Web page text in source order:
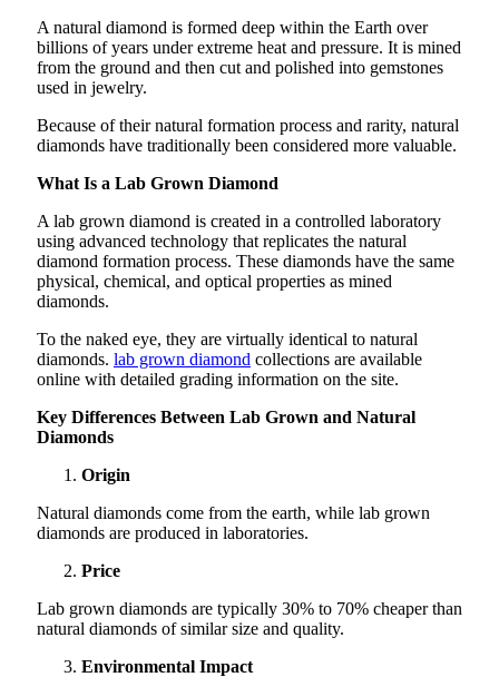
A natural diamond is formed deep within the Earth over
billions of years under extreme heat and pressure. It is mined
from the ground and then cut and polished into gemstones
used in jewelry.
Because of their natural formation process and rarity, natural
diamonds have traditionally been considered more valuable.
What Is a Lab Grown Diamond
A lab grown diamond is created in a controlled laboratory
using advanced technology that replicates the natural
diamond formation process. These diamonds have the same
physical, chemical, and optical properties as mined
diamonds.
To the naked eye, they are virtually identical to natural
diamonds. lab grown diamond collections are available
online with detailed grading information on the site.
Key Differences Between Lab Grown and Natural
Diamonds
Origin
Natural diamonds come from the earth, while lab grown
diamonds are produced in laboratories.
Price
Lab grown diamonds are typically 30% to 70% cheaper than
natural diamonds of similar size and quality.
Environmental Impact